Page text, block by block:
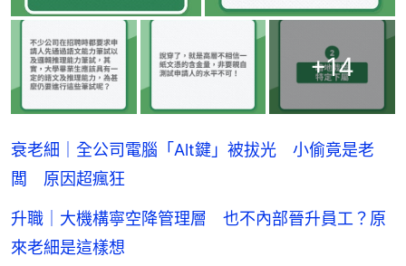
+14
衰老細｜全公司電腦「Alt鍵」被拔光 小偷竟是老
闆 原因超瘋狂
升職｜大機構寧空降管理層 也不內部晉升員工？原
來老細是這樣想